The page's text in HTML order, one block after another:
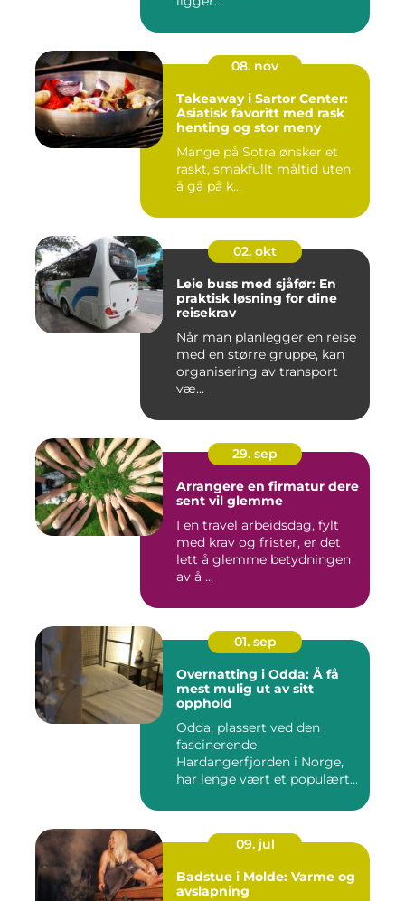
08. nov
Takeaway i Sartor Center:
Asiatisk favoritt med rask
henting og stor meny
Mange på Sotra ønsker et
raskt, smakfullt måltid uten
å gå på k...
02. okt
Leie buss med sjåfør: En
praktisk løsning for dine
reisekrav
Når man planlegger en reise
med en større gruppe, kan
organisering av transport
væ...
29. sep
Arrangere en firmatur dere
sent vil glemme
I en travel arbeidsdag, fylt
med krav og frister, er det
lett å glemme betydningen
av å ...
01. sep
Overnatting i Odda: Å få
mest mulig ut av sitt
opphold
Odda, plassert ved den
fascinerende
Hardangerfjorden i Norge,
har lenge vært et populært...
09. jul
Badstue i Molde: Varme og
avslapning